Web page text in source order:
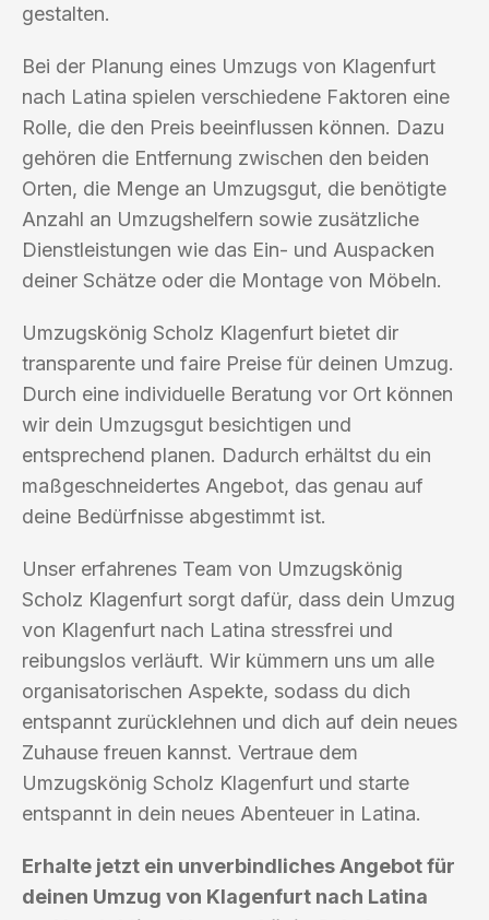
gestalten.
Bei der Planung eines Umzugs von Klagenfurt
nach Latina spielen verschiedene Faktoren eine
Rolle, die den Preis beeinflussen können. Dazu
gehören die Entfernung zwischen den beiden
Orten, die Menge an Umzugsgut, die benötigte
Anzahl an Umzugshelfern sowie zusätzliche
Dienstleistungen wie das Ein- und Auspacken
deiner Schätze oder die Montage von Möbeln.
Umzugskönig Scholz Klagenfurt bietet dir
transparente und faire Preise für deinen Umzug.
Durch eine individuelle Beratung vor Ort können
wir dein Umzugsgut besichtigen und
entsprechend planen. Dadurch erhältst du ein
maßgeschneidertes Angebot, das genau auf
deine Bedürfnisse abgestimmt ist.
Unser erfahrenes Team von Umzugskönig
Scholz Klagenfurt sorgt dafür, dass dein Umzug
von Klagenfurt nach Latina stressfrei und
reibungslos verläuft. Wir kümmern uns um alle
organisatorischen Aspekte, sodass du dich
entspannt zurücklehnen und dich auf dein neues
Zuhause freuen kannst. Vertraue dem
Umzugskönig Scholz Klagenfurt und starte
entspannt in dein neues Abenteuer in Latina.
Erhalte jetzt ein unverbindliches Angebot für
deinen Umzug von Klagenfurt nach Latina